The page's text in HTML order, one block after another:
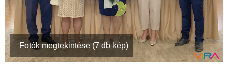
Fotók megtekintése (7 db kép)